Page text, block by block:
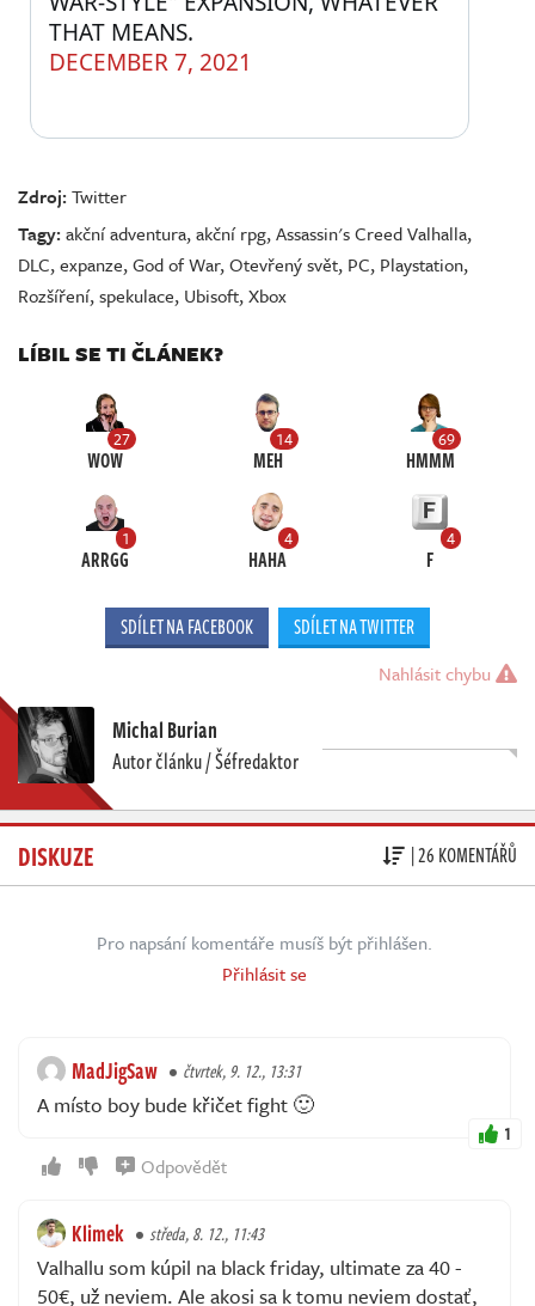
THAT MEANS.
DECEMBER 7, 2021
Zdroj:Twitter
Tagy:akční adventura,akční rpg,Assassin's Creed Valhalla,
DLC,expanze,God of War,Otevřený svět, PC, Playstation,
Rozšíření,spekulace, Ubisoft,Xbox
LÍBIL SE TI ČLÁNEK?
27
WOW
14
MEH
69
HMMM
1
ARRGG
4
HAHA
4
F
SDÍLET NA FACEBOOK SDÍLET NA TWITTER
Nahlásit chybu
Michal Burian
Autor článku / Šéfredaktor
DISKUZE | 26 KOMENTÁŘŮ
Pro napsání komentáře musíš být přihlášen.
Přihlásit se
MadJigSaw čtvrtek, 9. 12., 13:31
A místo boy bude křičet fight 🙂
1
Odpovědět
Klimek středa, 8. 12., 11:43
Valhallu som kúpil na black friday, ultimate za 40 -
50€, už neviem. Ale akosi sa k tomu neviem dostať,